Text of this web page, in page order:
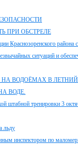
ПРИ ОБСТРЕЛЕ
Краснозоренского района
ситуаций и
ВОДОЁМАХ В
ВОДЕ.
штабной тренировки 3
льду
инспектором по